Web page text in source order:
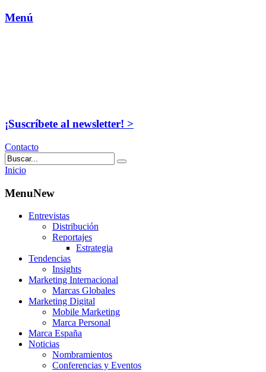
Menú
¡Suscríbete al newsletter! >
Contacto
Inicio
MenuNew
Entrevistas
Distribución
Reportajes
Estrategia
Tendencias
Insights
Marketing Internacional
Marcas Globales
Marketing Digital
Mobile Marketing
Marca Personal
Marca España
Noticias
Nombramientos
Conferencias y Eventos